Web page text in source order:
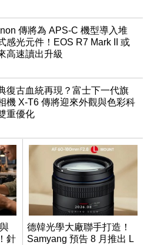
傳將為 APS-C 機型導入堆
感光元件！EOS R7 Mark II 或
高速讀出升級
復古血統再現？富士下一代旗
機 X-T6 傳將迎來外觀與色彩科
重優化
針
德韓光學大廠聯手打造！
Samyang 預告 8 月推出 L